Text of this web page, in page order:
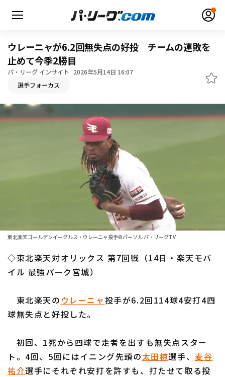
HOME
ファーム東地区
ファーム西地区
選手名鑑トップ
北海道日本ハムファイターズ
東北楽天ゴールデンイーグルス
埼玉西武ライオンズ
オリックス・バファローズ
福岡ソフトバンクホークス
ニュース
設定
ウレーニャが6.2回無失点の好投 チームの連敗を
止めて今季2勝目
パ・リーグ インサイト 2026年5月14日 16:07
選手フォーカス
東北楽天ゴールデンイーグルス・ウレーニャ投手©パーソル パ・リーグTV
◇東北楽天対オリックス 第7回戦（14日・楽天モバ
イル 最強パーク宮城）
東北楽天の ウレーニャ投手が6.2回114球4安打4四
球無失点と好投した。
初回、1死から四球で走者を出すも無失点スター
ト。4回、5回にはイニング先頭の太田椋選手、麦谷
祐介選手にそれぞれ安打を許すも、打たせて取る投